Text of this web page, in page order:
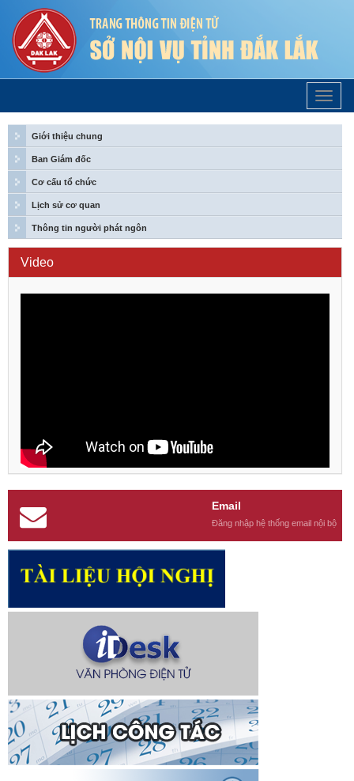
Trang
Chủ
Giới thiệu chung
Ban Giám đốc
Cơ cấu tổ chức
Lịch sử cơ quan
Thông tin người phát ngôn
Video
Email
Đăng nhập hệ thống email nội bộ